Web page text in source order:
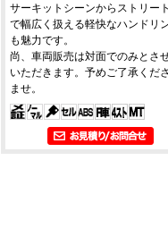
サーキットシーンからストリー
で幅広く扱える軽快なハンドリ
も魅力です。
尚、車両販売は対面でのみとさ
いただきます。予めご了承くだ
ませ。